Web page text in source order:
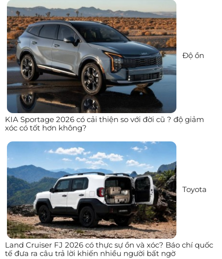
Độ ồn
KIA Sportage 2026 có cải thiện so với đời cũ ? độ giảm
xóc có tốt hơn không?
Toyota
Land Cruiser FJ 2026 có thực sự ồn và xóc? Báo chí quốc
tế đưa ra câu trả lời khiến nhiều người bất ngờ